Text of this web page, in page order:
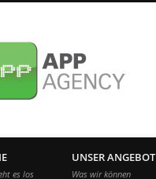
App-Agentur seit 2010
es los
UNSER ANGEBOT
Was wir können